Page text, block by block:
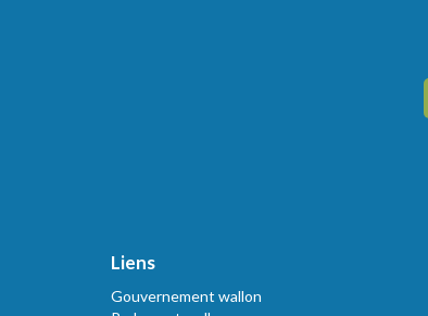
Liens
Gouvernement wallon